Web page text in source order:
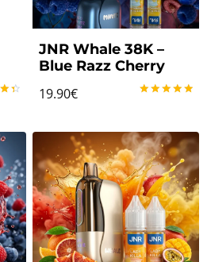
JNR Whale 38K –
Blue Razz Cherry
19.90€